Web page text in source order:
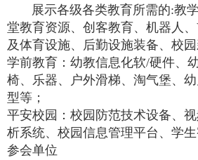
展示各级各类教育所需的:教学
堂教育资源、创客教育、机器人
及体育设施、后勤设施装备、校
学前教育：幼教信息化软/硬件、
椅、乐器、户外滑梯、淘气堡、
型等；
平安校园：校园防范技术设备、
析系统、校园信息管理平台、学
参会单位